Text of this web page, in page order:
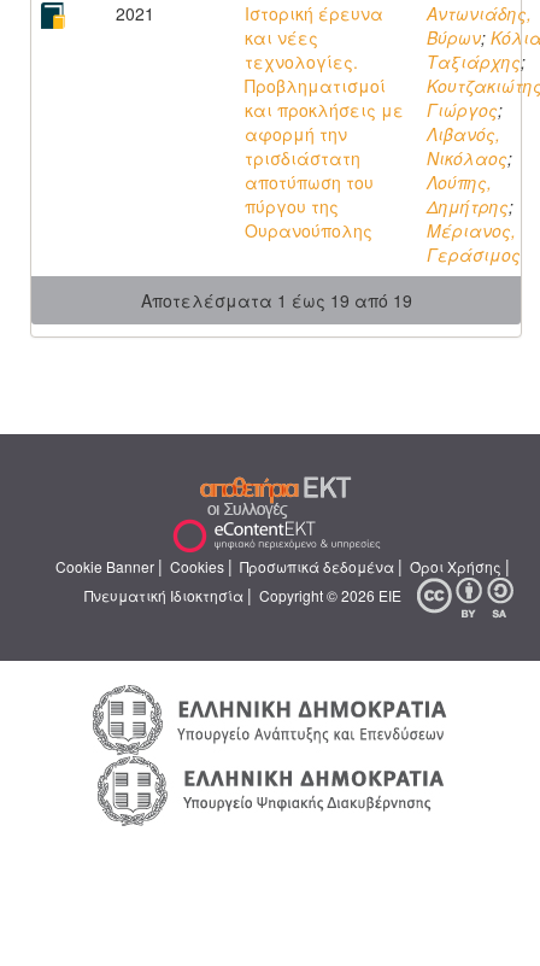
2021
Ιστορική έρευνα
και νέες
τεχνολογίες.
Προβληματισμοί
και προκλήσεις με
αφορμή την
τρισδιάστατη
αποτύπωση του
πύργου της
Ουρανούπολης
Αντωνιάδης,
Βύρων;
Ταξιάρχης;
Γιώργος;
Λιβανός,
Νικόλαος;
Λούπης,
Δημήτρης;
Μέριανος,
Γεράσιμος
Αποτελέσματα 1 έως 19 από 19
Cookie Banner | Cookies | Προσωπικά δεδομένα | Όροι Χρήσης |
Πνευματική Ιδιοκτησία | Copyright © 2026 ΕΙΕ